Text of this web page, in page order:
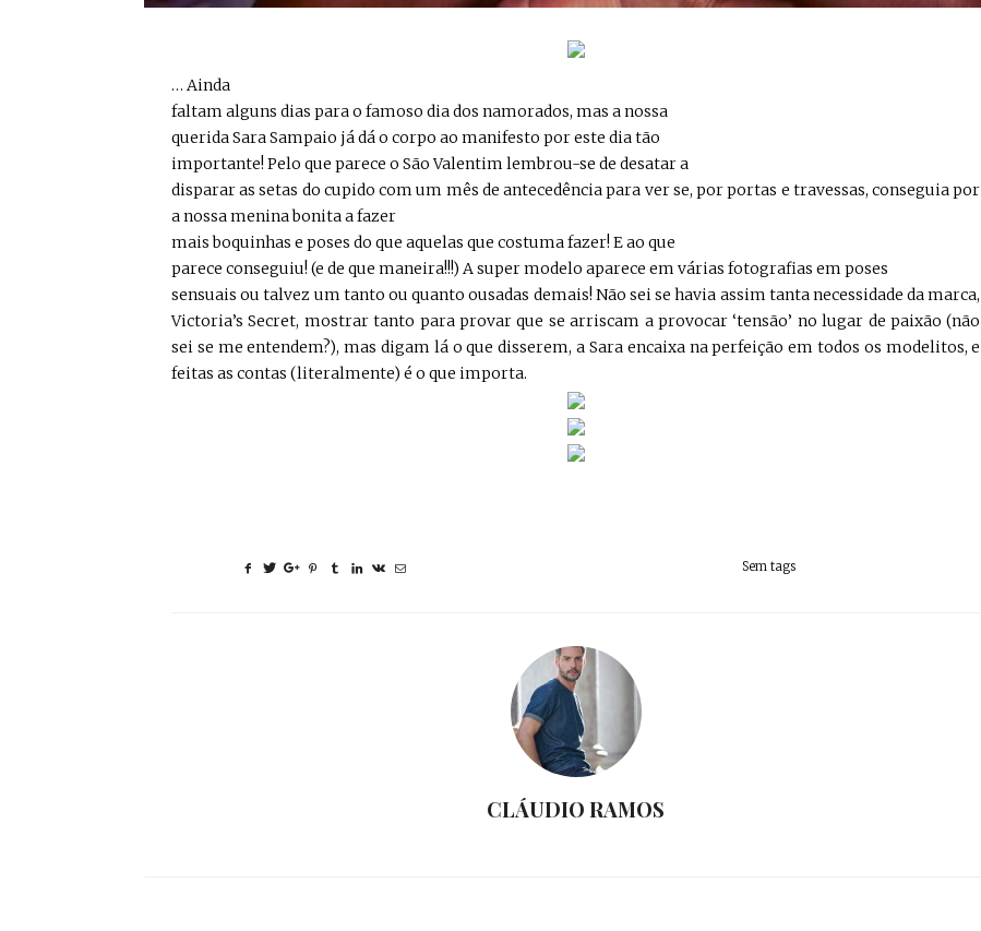
… Ainda
faltam alguns dias para o famoso dia dos namorados, mas a nossa
querida Sara Sampaio já dá o corpo ao manifesto por este dia tão
importante! Pelo que parece o São Valentim lembrou-se de desatar a
disparar as setas do cupido com um mês de antecedência para ver se, por portas e travessas, conseguia por
a nossa menina bonita a fazer
mais boquinhas e poses do que aquelas que costuma fazer! E ao que
parece conseguiu! (e de que maneira!!!) A super modelo aparece em várias fotografias em poses
sensuais ou talvez um tanto ou quanto ousadas demais! Não sei se havia assim tanta necessidade da marca,
Victoria’s Secret, mostrar tanto para provar que se arriscam a provocar ‘tensão’ no lugar de paixão (não
sei se me entendem?), mas digam lá o que disserem, a Sara encaixa na perfeição em todos os modelitos, e
feitas as contas (literalmente) é o que importa.
Sem tags
CLÁUDIO RAMOS